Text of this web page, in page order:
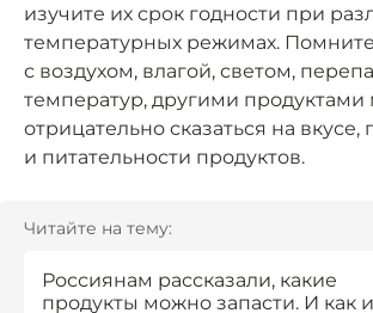
изучите их срок годности при
температурных режимах.
с воздухом, влагой, светом,
температур, другими продуктами
отрицательно сказаться на вкусе,
и питательности продуктов.
Читайте на тему:
Россиянам рассказали, какие
продукты можно запасти. И как